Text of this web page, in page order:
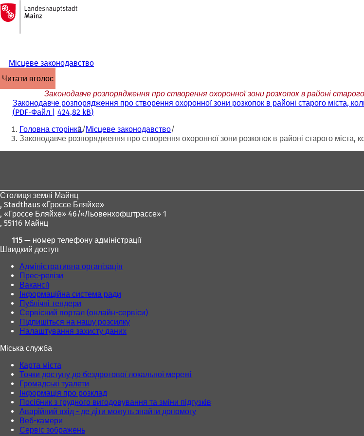
Перейти до змісту
На
головну
сторінку
Місцеве законодавство
читати вголос
Законодавче розпорядження про створення охоронної зони розкопок в районі
Законодавче розпорядження про створення охоронної зони розкопок в районі старого міста,
PDF-Файл 424,82 kB
Ти
тут:
Головна сторінка Місцеве законодавство
Законодавче розпорядження про створення охоронної зони розкопок в районі старого
Столиця землі Майнц
, Stadthaus «Гроссе Бляйхе»
, «Гроссе Бляйхе» 46/«Льовенхофштрассе» 1
, 55116 Майнц
115 — номер телефону адміністрації
Швидкий доступ
Адміністративна організація
Прес-релізи
Вакансії
Інформаційна система ради
Публічні тендери
Сервісний портал (онлайн-сервіси)
Підпишіться на нашу розсилку
Налаштування захисту даних
Міська служба
Карта міста
Точки доступу до бездротової локальної мережі
Громадські туалети
Інформація про розклад
Посібник з грудного вигодовування та зміни підгузків
Аварійний вхід - де діти можуть знайти допомогу
Веб-камери
Сервіс зображень